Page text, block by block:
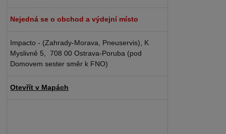
Nejedná se o obchod a výdejní místo
Impacto - (Zahrady-Morava, Pneuservis), K
Myslivně 5, 708 00 Ostrava-Poruba (pod
Domovem sester směr k FNO)
Otevřít v Mapách